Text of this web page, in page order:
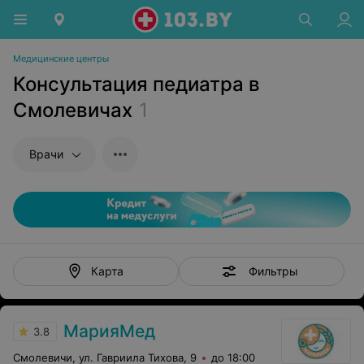
Медицинские центры
Консультация педиатра в
Смолевичах 1
Врачи
Карта Фильтры
3.8 МарияМед
Смолевичи, ул. Гавриила Тихова, 9 до 18:00